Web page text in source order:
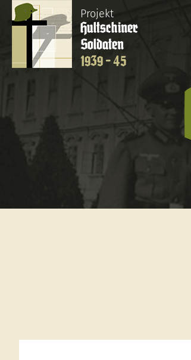
Projekt
Hultschiner
Soldaten
1939 - 45